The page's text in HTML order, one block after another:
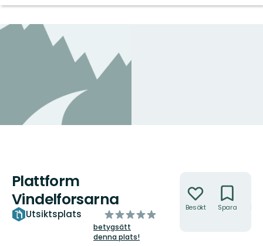
Plattform
Vindelforsarna
Utsiktsplats
av
5
stjärnor
betygsätt
denna plats!
Besökt Spara